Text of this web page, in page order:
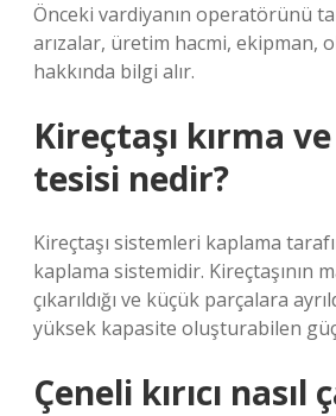
Önceki vardiyanın operatörünü
arızalar, üretim hacmi, ekipman,
hakkında bilgi alır.
Kireçtaşı kırma
tesisi nedir?
Kireçtaşı sistemleri kaplama
kaplama sistemidir. Kireçtaşının
çıkarıldığı ve küçük parçalara
yüksek kapasite oluşturabilen
Çeneli kırıcı nasıl